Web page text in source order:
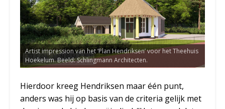
Artist impression van het ‘Plan Hendriksen’ voor het Theehuis
Hoekelum. Beeld: Schlingmann Architecten.
Hierdoor kreeg Hendriksen maar één punt,
anders was hij op basis van de criteria gelijk met